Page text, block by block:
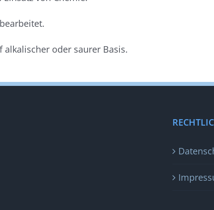
oder saurer Basis.